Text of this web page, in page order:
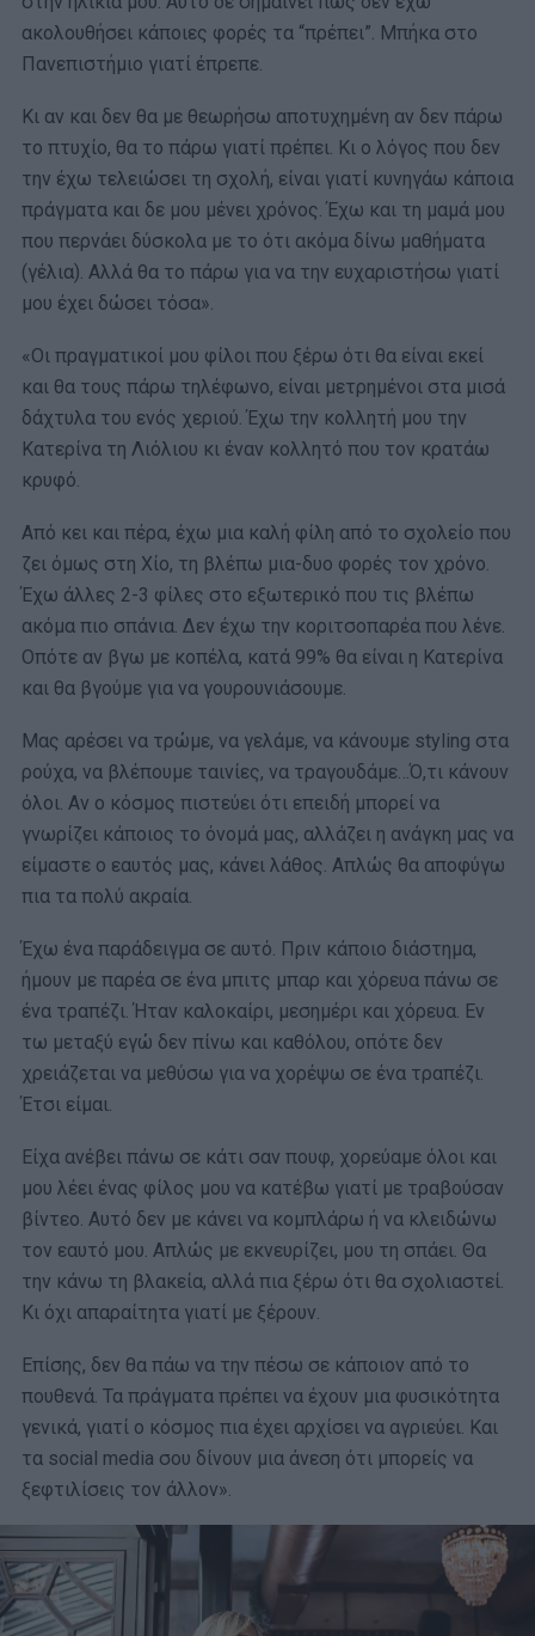
ακολουθήσει κάποιες φορές τα “πρέπει”. Μπήκα στο
Πανεπιστήμιο γιατί έπρεπε.
Κι αν και δεν θα με θεωρήσω αποτυχημένη αν δεν πάρω
το πτυχίο, θα το πάρω γιατί πρέπει. Κι ο λόγος που δεν
την έχω τελειώσει τη σχολή, είναι γιατί κυνηγάω κάποια
πράγματα και δε μου μένει χρόνος. Έχω και τη μαμά μου
που περνάει δύσκολα με το ότι ακόμα δίνω μαθήματα
(γέλια). Αλλά θα το πάρω για να την ευχαριστήσω γιατί
μου έχει δώσει τόσα».
«Οι πραγματικοί μου φίλοι που ξέρω ότι θα είναι εκεί
και θα τους πάρω τηλέφωνο, είναι μετρημένοι στα μισά
δάχτυλα του ενός χεριού. Έχω την κολλητή μου την
Κατερίνα τη Λιόλιου κι έναν κολλητό που τον κρατάω
κρυφό.
Από κει και πέρα, έχω μια καλή φίλη από το σχολείο που
ζει όμως στη Χίο, τη βλέπω μια-δυο φορές τον χρόνο.
Έχω άλλες 2-3 φίλες στο εξωτερικό που τις βλέπω
ακόμα πιο σπάνια. Δεν έχω την κοριτσοπαρέα που λένε.
Οπότε αν βγω με κοπέλα, κατά 99% θα είναι η Κατερίνα
και θα βγούμε για να γουρουνιάσουμε.
Μας αρέσει να τρώμε, να γελάμε, να κάνουμε styling στα
ρούχα, να βλέπουμε ταινίες, να τραγουδάμε…Ό,τι κάνουν
όλοι. Αν ο κόσμος πιστεύει ότι επειδή μπορεί να
γνωρίζει κάποιος το όνομά μας, αλλάζει η ανάγκη μας να
είμαστε ο εαυτός μας, κάνει λάθος. Απλώς θα αποφύγω
πια τα πολύ ακραία.
Έχω ένα παράδειγμα σε αυτό. Πριν κάποιο διάστημα,
ήμουν με παρέα σε ένα μπιτς μπαρ και χόρευα πάνω σε
ένα τραπέζι. Ήταν καλοκαίρι, μεσημέρι και χόρευα. Εν
τω μεταξύ εγώ δεν πίνω και καθόλου, οπότε δεν
χρειάζεται να μεθύσω για να χορέψω σε ένα τραπέζι.
Έτσι είμαι.
Είχα ανέβει πάνω σε κάτι σαν πουφ, χορεύαμε όλοι και
μου λέει ένας φίλος μου να κατέβω γιατί με τραβούσαν
βίντεο. Αυτό δεν με κάνει να κομπλάρω ή να κλειδώνω
τον εαυτό μου. Απλώς με εκνευρίζει, μου τη σπάει. Θα
την κάνω τη βλακεία, αλλά πια ξέρω ότι θα σχολιαστεί.
Κι όχι απαραίτητα γιατί με ξέρουν.
Επίσης, δεν θα πάω να την πέσω σε κάποιον από το
πουθενά. Τα πράγματα πρέπει να έχουν μια φυσικότητα
γενικά, γιατί ο κόσμος πια έχει αρχίσει να αγριεύει. Και
τα social media σου δίνουν μια άνεση ότι μπορείς να
ξεφτιλίσεις τον άλλον».